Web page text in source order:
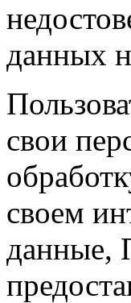
данных
свои
своем
данные,